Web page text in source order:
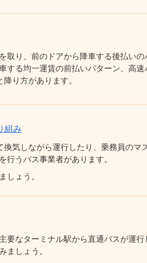
り、前のドアから降車する後払いの
る均一運賃の前払いパターン、高
り方があります。
組み
気しながら運行したり、乗務員のマ
うバス事業者があります。
しょう。
なターミナル駅から直通バスが運行
ましょう。